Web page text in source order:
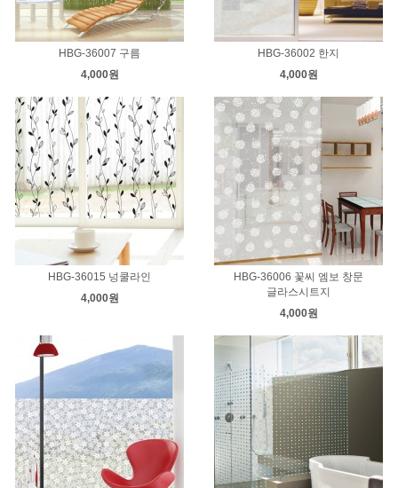
HBG-36007 구름
4,000원
HBG-36002 한지
4,000원
HBG-36015 넝쿨라인
4,000원
HBG-36006 꽃씨 엠보 창문
글라스시트지
4,000원